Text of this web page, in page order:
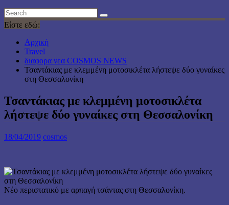
Είστε εδώ:
Αρχική
Travel
διαφορα νεα COSMOS NEWS
Τσαντάκιας με κλεμμένη μοτοσικλέτα λήστεψε δύο γυναίκες
στη Θεσσαλονίκη
Τσαντάκιας με κλεμμένη μοτοσικλέτα
λήστεψε δύο γυναίκες στη Θεσσαλονίκη
18/04/2019 cosmos
Νέο περιστατικό με αρπαγή τσάντας στη Θεσσαλονίκη.